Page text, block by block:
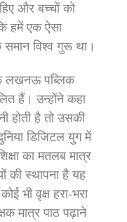
और बच्चों को
हमें एक ऐसा
समान विश्व गुरू था।
लखनऊ पब्लिक
हैं। उन्होंने कहा
होती है तो उसकी
डिजिटल युग में
का मतलब मात्र
की स्थापना है यह
भी वृक्ष हरा-भरा
मात्र पाठ पढ़ाने